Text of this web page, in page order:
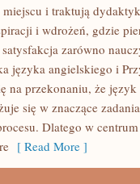
i traktują
i wdrożeń, gdzie
zarówno
języka angielskiego i
na przekonaniu, że
się w znaczące
Dlatego w
[ Read More ]